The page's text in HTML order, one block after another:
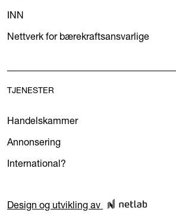
INN
Nettverk for bærekraftsansvarlige
TJENESTER
Handelskammer
Annonsering
International?
Design og utvikling av